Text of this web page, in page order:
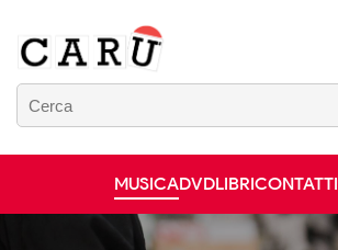
MUSICADVDLIBRICONTATTI